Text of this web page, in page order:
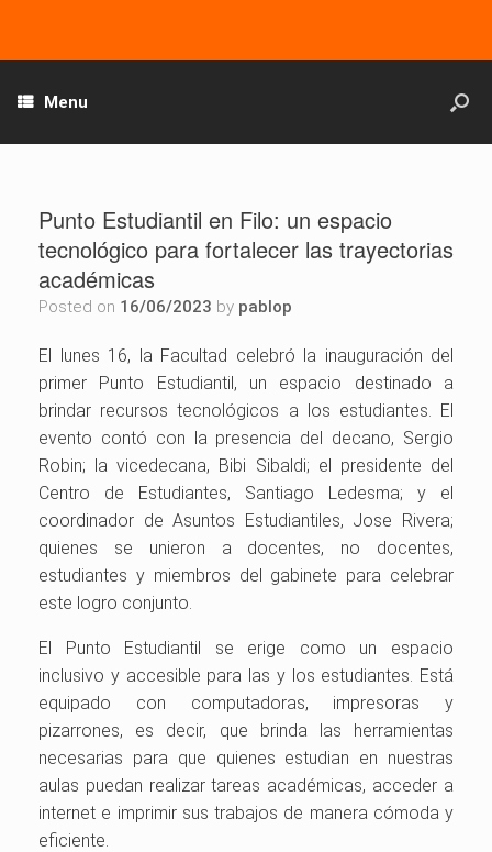
Menu
Punto Estudiantil en Filo: un espacio
tecnológico para fortalecer las trayectorias
académicas
Posted on 16/06/2023 by pablop
El lunes 16, la Facultad celebró la inauguración del
primer Punto Estudiantil, un espacio destinado a
brindar recursos tecnológicos a los estudiantes. El
evento contó con la presencia del decano, Sergio
Robin; la vicedecana, Bibi Sibaldi; el presidente del
Centro de Estudiantes, Santiago Ledesma; y el
coordinador de Asuntos Estudiantiles, Jose Rivera;
quienes se unieron a docentes, no docentes,
estudiantes y miembros del gabinete para celebrar
este logro conjunto.
El Punto Estudiantil se erige como un espacio
inclusivo y accesible para las y los estudiantes. Está
equipado con computadoras, impresoras y
pizarrones, es decir, que brinda las herramientas
necesarias para que quienes estudian en nuestras
aulas puedan realizar tareas académicas, acceder a
internet e imprimir sus trabajos de manera cómoda y
eficiente.